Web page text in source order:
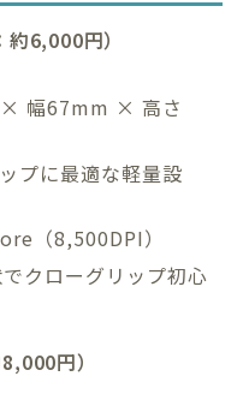
6,000円）
× 幅67mm × 高さ
プに最適な軽量設
（8,500DPI）
クローグリップ初心
円）